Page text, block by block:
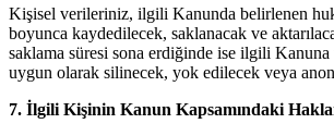
Kişisel verileriniz, ilgili Kanunda belirlenen
boyunca kaydedilecek, saklanacak ve
saklama süresi sona erdiğinde ise ilgili
uygun olarak silinecek, yok edilecek veya
7. İlgili Kişinin Kanun Kapsamındaki